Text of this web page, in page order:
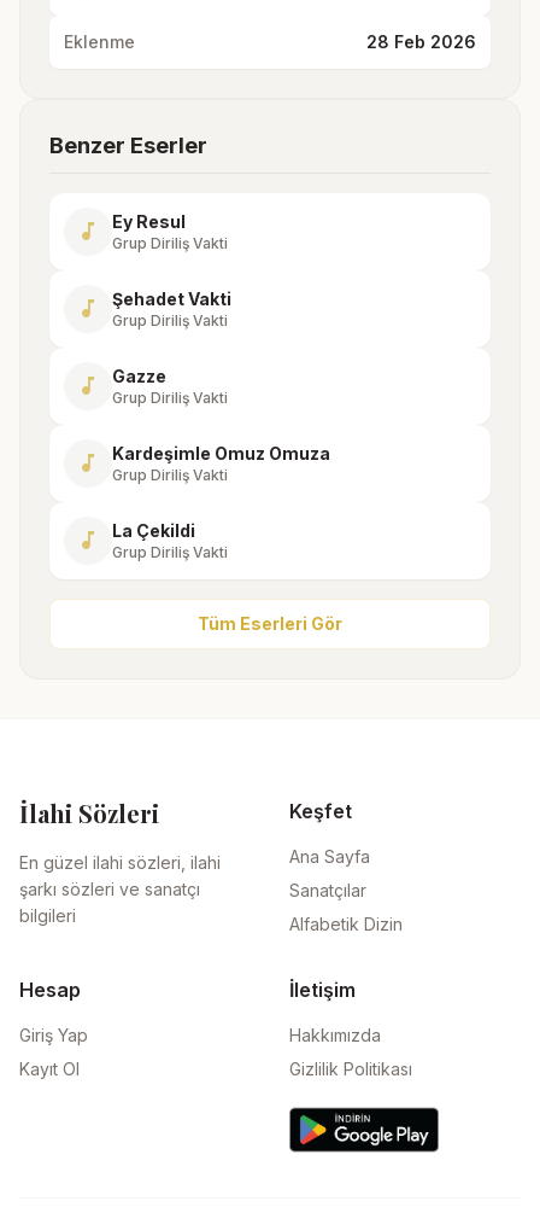
Eklenme 28 Feb 2026
Benzer Eserler
music_note Ey Resul
Grup Diriliş Vakti
music_note Şehadet Vakti
Grup Diriliş Vakti
music_note Gazze
Grup Diriliş Vakti
music_note Kardeşimle Omuz Omuza
Grup Diriliş Vakti
music_note La Çekildi
Grup Diriliş Vakti
Tüm Eserleri Gör
İlahi Sözleri
En güzel ilahi sözleri, ilahi
şarkı sözleri ve sanatçı
bilgileri
Keşfet
Ana Sayfa
Sanatçılar
Alfabetik Dizin
Hesap
Giriş Yap
Kayıt Ol
İletişim
Hakkımızda
Gizlilik Politikası